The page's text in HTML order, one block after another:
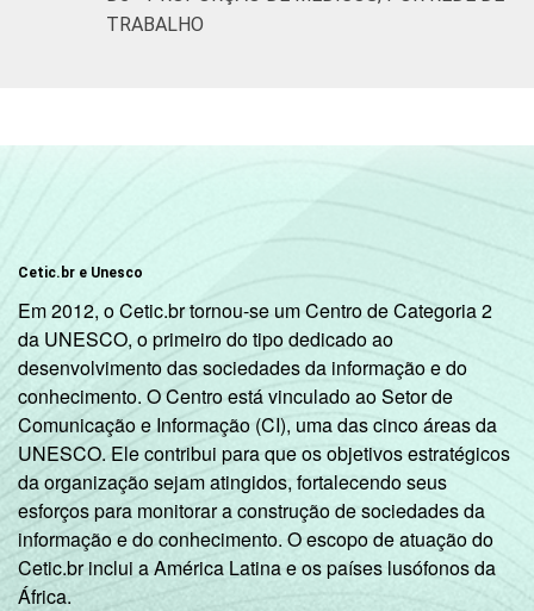
Para mais informações, acesse
Fonte: NIC.br - fev 2013 / ago 2013
TRABALHO
Cetic.br e Unesco
Em 2012, o Cetic.br tornou-se um Centro de Categoria 2
da UNESCO, o primeiro do tipo dedicado ao
desenvolvimento das sociedades da informação e do
conhecimento. O Centro está vinculado ao Setor de
Comunicação e Informação (CI), uma das cinco áreas da
UNESCO. Ele contribui para que os objetivos estratégicos
da organização sejam atingidos, fortalecendo seus
esforços para monitorar a construção de sociedades da
informação e do conhecimento. O escopo de atuação do
Cetic.br inclui a América Latina e os países lusófonos da
África.